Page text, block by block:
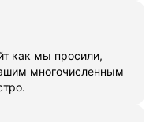
как мы просили,
многочисленным